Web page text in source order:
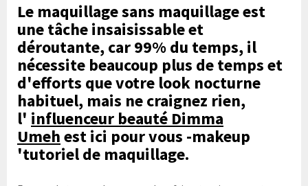
Le maquillage sans maquillage est
une tâche insaisissable et
déroutante, car 99% du temps, il
nécessite beaucoup plus de temps et
d'efforts que votre look nocturne
habituel, mais ne craignez rien,
l' influenceur beauté Dimma
Umehest ici pour vous -makeup
'tutoriel de maquillage.